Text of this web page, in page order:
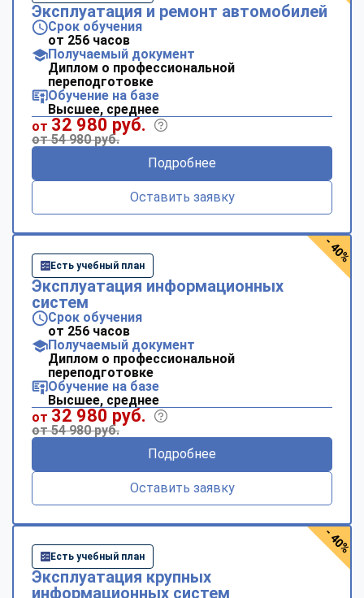
Эксплуатация и ремонт автомобилей
Срок обучения
от 256 часов
Получаемый документ
Диплом о профессиональной
переподготовке
Обучение на базе
Высшее, среднее
от 32 980 руб.
от 54 980 руб.
Подробнее
Оставить заявку
Есть учебный план
Эксплуатация информационных
систем
Срок обучения
от 256 часов
Получаемый документ
Диплом о профессиональной
переподготовке
Обучение на базе
Высшее, среднее
от 32 980 руб.
от 54 980 руб.
Подробнее
Оставить заявку
- 40%
Есть учебный план
Эксплуатация крупных
информационных систем
- 40%